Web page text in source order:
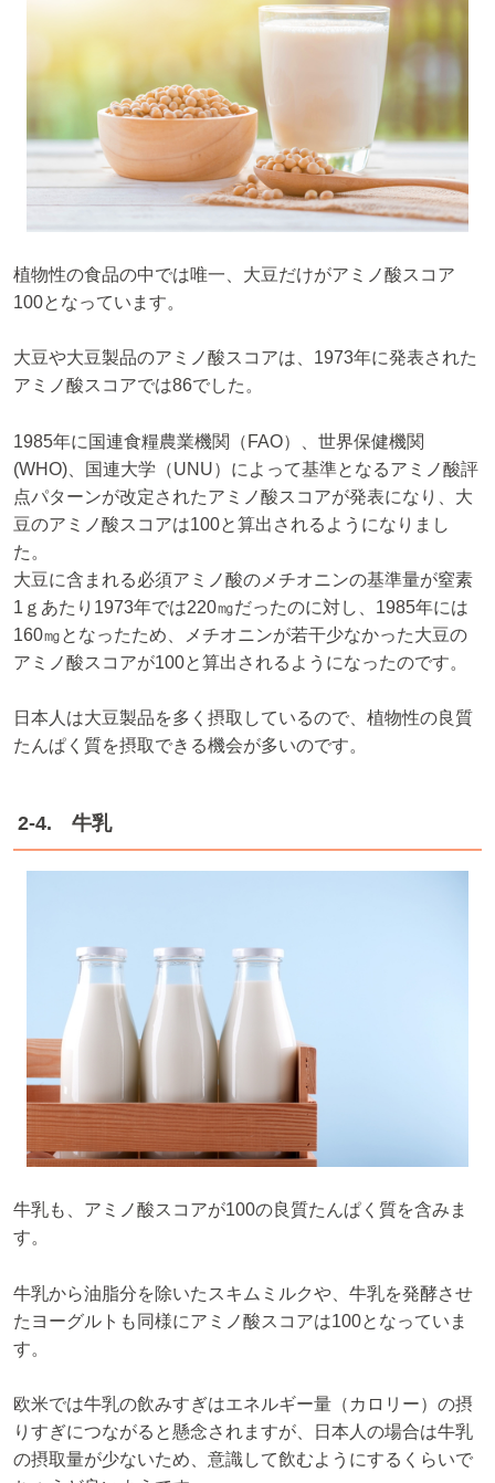
植物性の食品の中では唯一、大豆だけがアミノ酸スコア
100となっています。
大豆や大豆製品のアミノ酸スコアは、1973年に発表された
アミノ酸スコアでは86でした。
1985年に国連食糧農業機関（FAO）、世界保健機関
(WHO)、国連大学（UNU）によって基準となるアミノ酸評
点パターンが改定されたアミノ酸スコアが発表になり、大
豆のアミノ酸スコアは100と算出されるようになりまし
た。
大豆に含まれる必須アミノ酸のメチオニンの基準量が窒素
1ｇあたり1973年では220㎎だったのに対し、1985年には
160㎎となったため、メチオニンが若干少なかった大豆の
アミノ酸スコアが100と算出されるようになったのです。
日本人は大豆製品を多く摂取しているので、植物性の良質
たんぱく質を摂取できる機会が多いのです。
2-4. 牛乳
牛乳も、アミノ酸スコアが100の良質たんぱく質を含みま
す。
牛乳から油脂分を除いたスキムミルクや、牛乳を発酵させ
たヨーグルトも同様にアミノ酸スコアは100となっていま
す。
欧米では牛乳の飲みすぎはエネルギー量（カロリー）の摂
りすぎにつながると懸念されますが、日本人の場合は牛乳
の摂取量が少ないため、意識して飲むようにするくらいで